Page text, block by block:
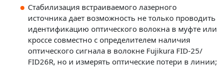
Стабилизация встраиваемого лазерного
источника дает возможность не только проводить
идентификацию оптического волокна в муфте или
кроссе совместно с определителем наличия
оптического сигнала в волокне Fujikura FID-25/
FID26R, но и измерять оптические потери в линии;